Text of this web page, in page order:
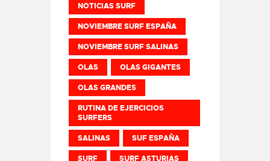
NOTICIAS SURF
NOVIEMBRE SURF ESPAÑA
NOVIEMBRE SURF SALINAS
OLAS OLAS GIGANTES
OLAS GRANDES
RUTINA DE EJERCICIOS
SURFERS
SALINAS SUF ESPAÑA
SURF SURF ASTURIAS